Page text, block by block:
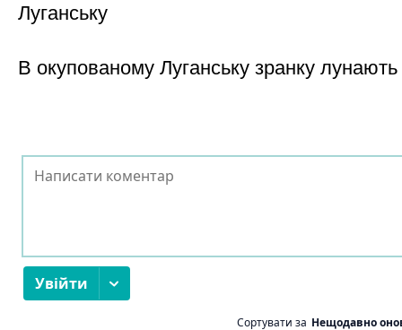
Луганську
В окупованому Луганську зранку